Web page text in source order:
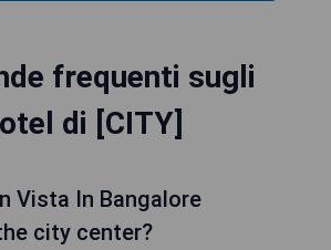
frequenti sugli
di [CITY]
Vista In Bangalore
city center?